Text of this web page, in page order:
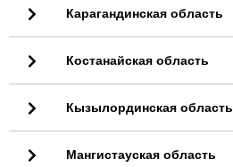
Карагандинская область
Костанайская область
Кызылординская область
Мангистауская область